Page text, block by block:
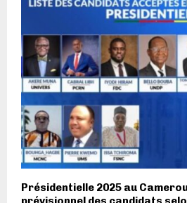
Présidentielle 2025 au